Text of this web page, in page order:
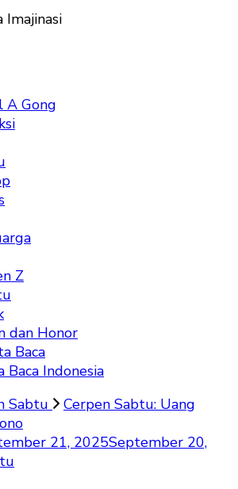
Imajinasi
A Gong
Z
dan Honor
Baca
Baca Indonesia
Sabtu
Cerpen Sabtu: Uang
21, 2025September 20,